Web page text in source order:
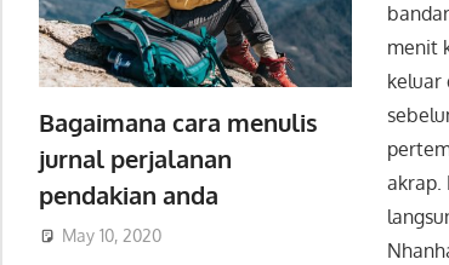
menit
keluar
akrap.
Bagaimana cara menulis
jurnal perjalanan
pendakian anda
May 10, 2020